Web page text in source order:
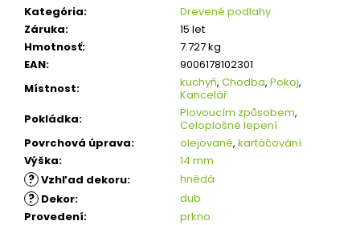
Kategória:
Drevené podlahy
Záruka:
15 let
Hmotnosť:
7.727 kg
EAN:
9006178102301
Místnost: kuchyň, Chodba, Pokoj,
Kancelář
Pokládka: Plovoucím způsobem,
Celoplošné lepení
Povrchová úprava: olejované, kartáčování
Výška: 14 mm
? Vzhľad dekoru: hnědá
? Dekor:
dub
Provedení:
prkno
P3819
DUB
NELAK
(BEZ
POVRCHOVEJ
€